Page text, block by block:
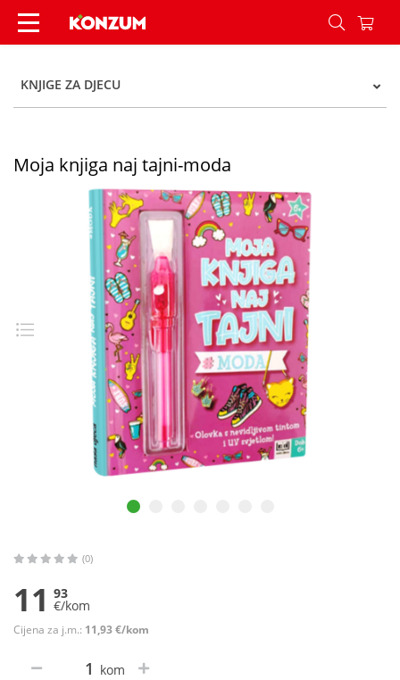
Moja knjiga naj tajni-moda - Konzum
KNJIGE ZA DJECU
Moja knjiga naj tajni-moda
(0)
11 93
€/kom
Cijena za j.m.: 11,93 €/kom
kom